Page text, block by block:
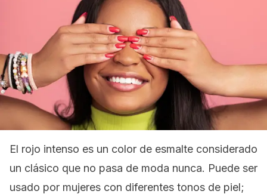
El rojo intenso es un color de esmalte considerado
un clásico que no pasa de moda nunca. Puede ser
usado por mujeres con diferentes tonos de piel;